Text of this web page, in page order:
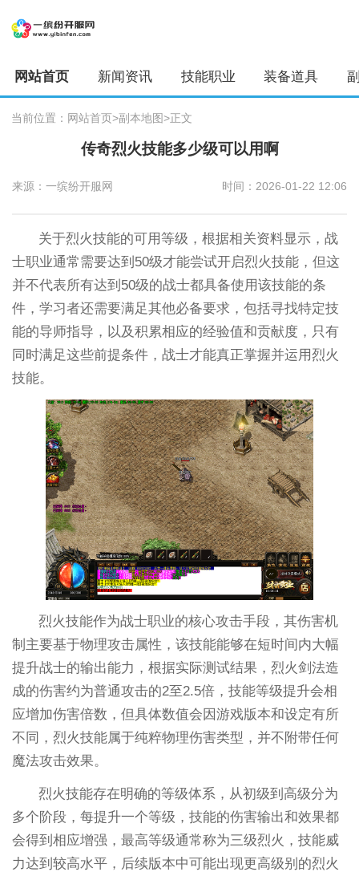
网站首页 新闻资讯 技能职业 装备道具
当前位置： 网站首页>副本地图>正文
传奇烈火技能多少级可以用啊
来源：一缤纷开服网 时间：2026-01-22 12:06
关于烈火技能的可用等级，根据相关资料显示，战
士职业通常需要达到50级才能尝试开启烈火技能，但这
并不代表所有达到50级的战士都具备使用该技能的条
件，学习者还需要满足其他必备要求，包括寻找特定技
能的导师指导，以及积累相应的经验值和贡献度，只有
同时满足这些前提条件，战士才能真正掌握并运用烈火
技能。
烈火技能作为战士职业的核心攻击手段，其伤害机
制主要基于物理攻击属性，该技能能够在短时间内大幅
提升战士的输出能力，根据实际测试结果，烈火剑法造
成的伤害约为普通攻击的2至2.5倍，技能等级提升会相
应增加伤害倍数，但具体数值会因游戏版本和设定有所
不同，烈火技能属于纯粹物理伤害类型，并不附带任何
魔法攻击效果。
烈火技能存在明确的等级体系，从初级到高级分为
多个阶段，每提升一个等级，技能的伤害输出和效果都
会得到相应增强，最高等级通常称为三级烈火，技能威
力达到较高水平，后续版本中可能出现更高级别的烈火